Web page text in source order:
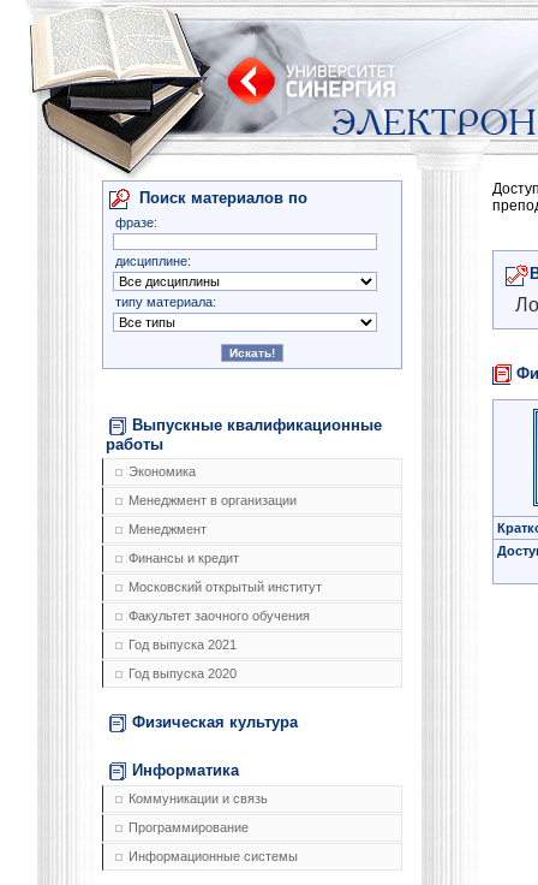
Поиск материалов по
фразе:
дисциплине:
типу материала:
Выпускные квалификационные
работы
Экономика
Менеджмент в организации
Менеджмент
Финансы и кредит
Московский открытый институт
Факультет заочного обучения
Год выпуска 2021
Год выпуска 2020
Физическая культура
Информатика
Коммуникации и связь
Программирование
Информационные системы